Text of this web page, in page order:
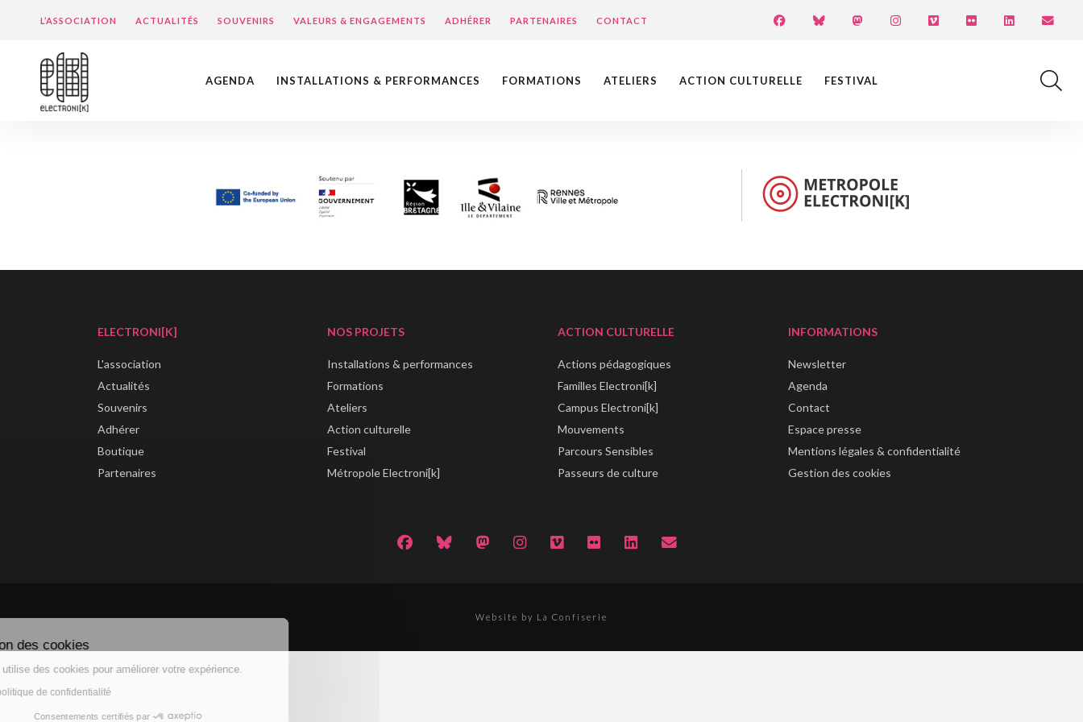
L’ASSOCIATION ACTUALITÉS SOUVENIRS VALEURS & ENGAGEMENTS ADHÉRER PARTENAIRES CONTACT
AGENDA INSTALLATIONS & PERFORMANCES FORMATIONS ATELIERS ACTION CULTURELLE FESTIVAL
ELECTRONI[K]
L'association
Actualités
Souvenirs
Adhérer
Boutique
Partenaires
NOS PROJETS
Installations & performances
Formations
Ateliers
Action culturelle
Festival
Métropole Electroni[k]
ACTION CULTURELLE
Actions pédagogiques
Familles Electroni[k]
Campus Electroni[k]
Mouvements
Parcours Sensibles
Passeurs de culture
INFORMATIONS
Newsletter
Agenda
Contact
Espace presse
Mentions légales & confidentialité
Gestion des cookies
Website by La Confiserie
Gestion des cookies
Ce site utilise des cookies pour améliorer votre expérience.
Lire la politique de confidentialité
Consentements certifiés par